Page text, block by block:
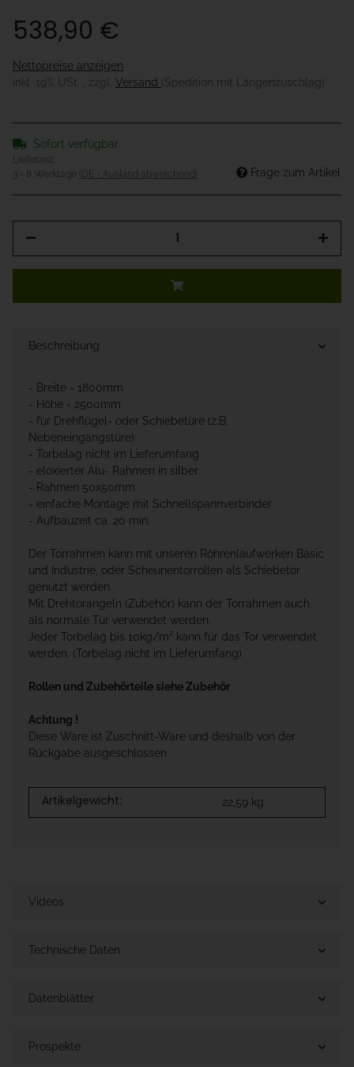
538,90 €
Nettopreise anzeigen
inkl. 19% USt. , zzgl. Versand (Spedition mit Längenzuschlag)
Sofort verfügbar
Lieferzeit:
3 - 8 Werktage
(DE - Ausland abweichend) Frage zum Artikel
Beschreibung
- Breite = 1800mm
- Höhe = 2500mm
- für Drehflügel- oder Schiebetüre (z.B.
Nebeneingangstüre)
- Torbelag nicht im Lieferumfang
- eloxierter Alu- Rahmen in silber
- Rahmen 50x50mm
- einfache Montage mit Schnellspannverbinder
- Aufbauzeit ca. 20 min.
Der Torrahmen kann mit unseren Röhrenlaufwerken Basic
und Industrie, oder Scheunentorrollen als Schiebetor
genutzt werden.
Mit Drehtorangeln (Zubehör) kann der Torrahmen auch
als normale Tür verwendet werden.
Jeder Torbelag bis 10kg/m² kann für das Tor verwendet
werden. (Torbelag nicht im Lieferumfang)
Rollen und Zubehörteile siehe Zubehör
Achtung !
Diese Ware ist Zuschnitt-Ware und deshalb von der
Rückgabe ausgeschlossen
Artikelgewicht: 22,59 kg
Videos
Technische Daten
Datenblätter
Prospekte